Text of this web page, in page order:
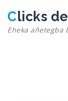
Clicks
Eheka añetegba